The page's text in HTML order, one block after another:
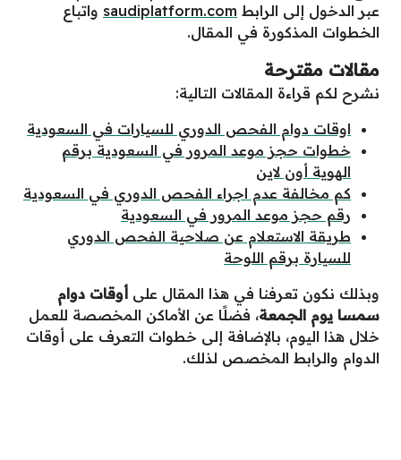
عبر الدخول إلى الرابط saudiplatform.com واتباع
الخطوات المذكورة في المقال.
مقالات مقترحة
نشرح لكم قراءة المقالات التالية:
اوقات دوام الفحص الدوري للسيارات في السعودية
خطوات حجز موعد المرور في السعودية برقم
الهوية أون لاين
كم مخالفة عدم اجراء الفحص الدوري في السعودية
رقم حجز موعد المرور في السعودية
طريقة الاستعلام عن صلاحية الفحص الدوري
للسيارة برقم اللوحة
وبذلك نكون تعرفنا في هذا المقال على أوقات دوام
سمسا يوم الجمعة، فضلًا عن الأماكن المخصصة للعمل
خلال هذا اليوم، بالإضافة إلى خطوات التعرف على أوقات
الدوام والرابط المخصص لذلك.